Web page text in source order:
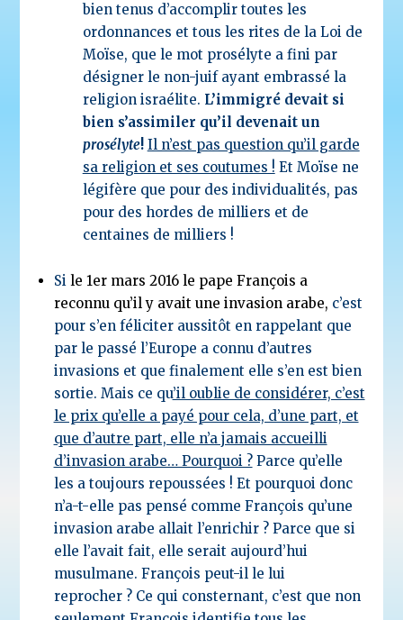
bien tenus d’accomplir toutes les
ordonnances et tous les rites de la Loi de
Moïse, que le mot prosélyte a fini par
désigner le non-juif ayant embrassé la
religion israélite. L’immigré devait si
bien s’assimiler qu’il devenait un
prosélyte! Il n’est pas question qu’il garde
sa religion et ses coutumes ! Et Moïse ne
légifère que pour des individualités, pas
pour des hordes de milliers et de
centaines de milliers !
Si le 1ermars 2016 le pape François a
reconnu qu’il y avait une invasion arabe, c’est
pour s’en féliciter aussitôt en rappelant que
par le passé l’Europe a connu d’autres
invasions et que finalement elle s’en est bien
sortie. Mais ce qu’il oublie de considérer, c’est
le prix qu’elle a payé pour cela, d’une part, et
que d’autre part, elle n’a jamais accueilli
d’invasion arabe… Pourquoi ?Parce qu’elle
les a toujours repoussées ! Et pourquoi donc
n’a-t-elle pas pensé comme François qu’une
invasion arabe allait l’enrichir ? Parce que si
elle l’avait fait, elle serait aujourd’hui
musulmane. François peut-il le lui
reprocher ? Ce qui consternant, c’est que non